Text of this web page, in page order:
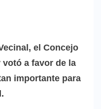
el Concejo
votó a favor de la
importante para